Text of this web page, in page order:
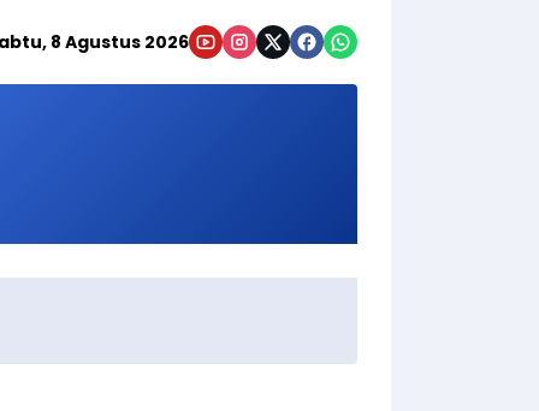
8 Agustus 2026